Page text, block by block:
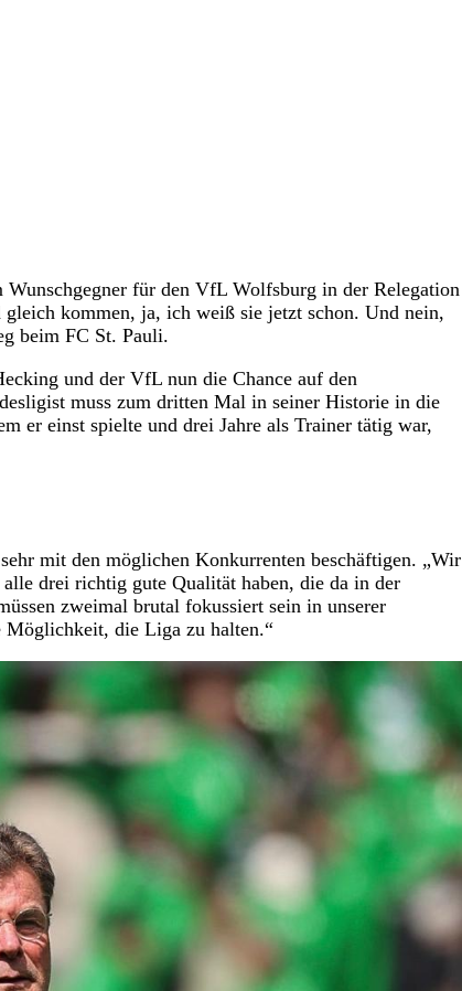
für den VfL Wolfsburg in der Relegation
kommen, ja, ich weiß sie jetzt schon. Und nein,
beim FC St. Pauli.
und der VfL nun die Chance auf den
muss zum dritten Mal in seiner Historie in die
er einst spielte und drei Jahre als Trainer tätig war,
mit den möglichen Konkurrenten beschäftigen. „Wir
drei richtig gute Qualität haben, die da in der
zweimal brutal fokussiert sein in unserer
Möglichkeit, die Liga zu halten.“